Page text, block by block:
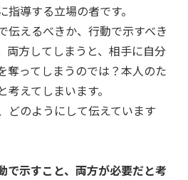
導する立場の者です。
伝えるべきか、行動で示すべき
両方してしまうと、相手に自分
奪ってしまうのでは？本人のた
えてしまいます。
どのようにして伝えています
で示すこと、両方が必要だと考